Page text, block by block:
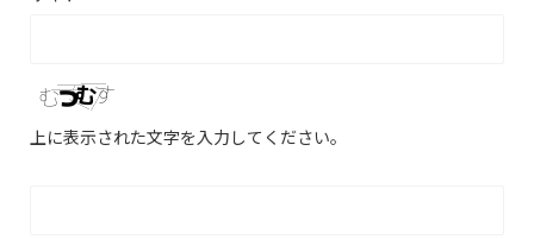
上に表示された文字を入力してください。